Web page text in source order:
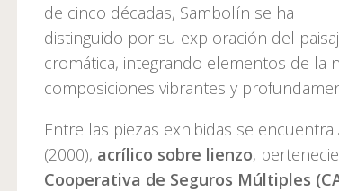
de cinco décadas, Sambolín se ha
distinguido por su exploración del
cromática, integrando elementos de la
composiciones vibrantes y
Entre las piezas exhibidas se encuentra
(2000), acrílico sobre lienzo,
Cooperativa de Seguros Múltiples